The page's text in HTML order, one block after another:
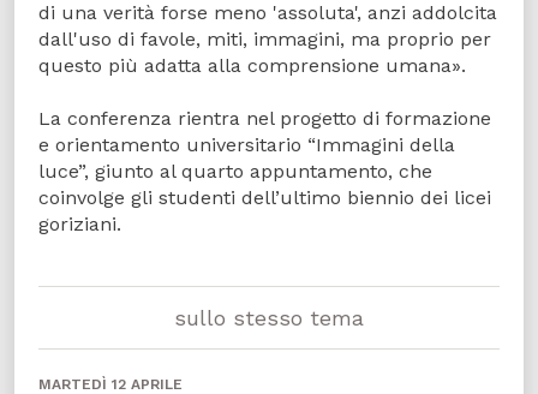
di una verità forse meno 'assoluta', anzi addolcita
dall'uso di favole, miti, immagini, ma proprio per
questo più adatta alla comprensione umana».
La conferenza rientra nel progetto di formazione
e orientamento universitario “Immagini della
luce”, giunto al quarto appuntamento, che
coinvolge gli studenti dell’ultimo biennio dei licei
goriziani.
sullo stesso tema
MARTEDÌ 12 APRILE